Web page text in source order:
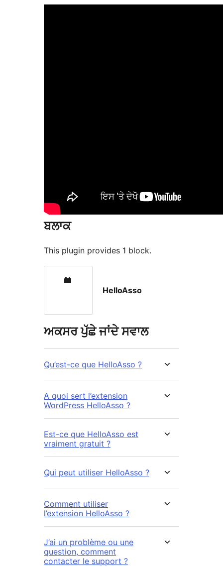
ਬਲਾਕ
This plugin provides 1 block.
HelloAsso
ਅਕਸਰ ਪੁੱਛੇ ਜਾਂਦੇ ਸਵਾਲ
Qu’est-ce que HelloAsso ?
A quoi sert l’extension
WordPress HelloAsso ?
Est-ce que HelloAsso est
vraiment gratuit ?
Qui peut utiliser HelloAsso ?
Comment utiliser
l’extension HelloAsso ?
J’ai un problème ou une
question, comment
contacter le support ?